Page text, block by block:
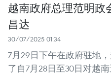
越南政府总理范明政
昌达
30/07/2025 01:34
7月29日下午在政府驻地
了自7月28日至30日对越